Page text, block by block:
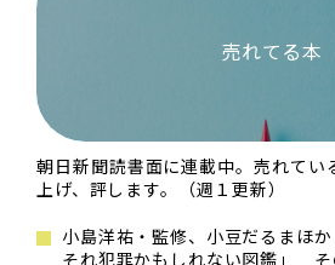
売れてる本
朝日新聞読書面に連載中。売れてい
上げ、評します。（週１更新）
小島洋祐・監修、小豆だるまほ
それ犯罪かもしれない図鑑」 そ